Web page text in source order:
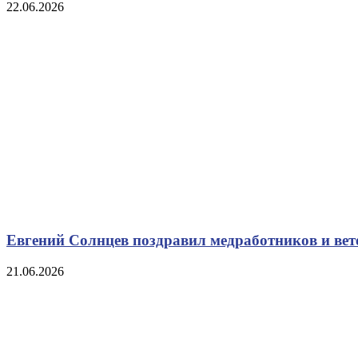
22.06.2026
Евгений Солнцев поздравил медработников и
21.06.2026